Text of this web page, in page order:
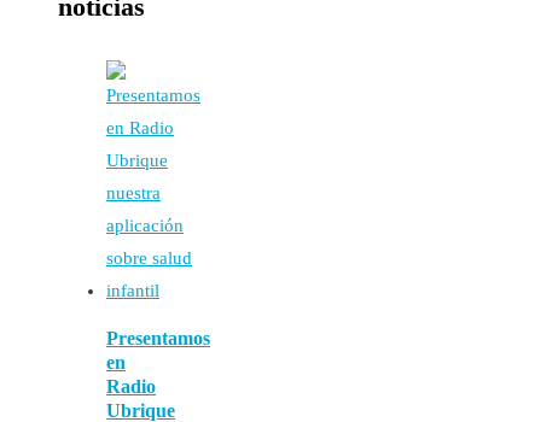
noticias
Presentamos
en
Radio
Ubrique